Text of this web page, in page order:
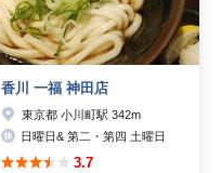
香川 一福 神田店
東京都 小川町駅 342m
日曜日& 第二・第四 土曜日
3.7